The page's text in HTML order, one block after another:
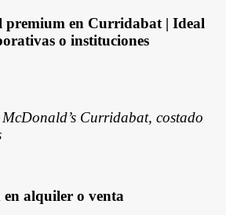
premium en Curridabat | Ideal
o instituciones
McDonald’s Curridabat, costado
alquiler o venta